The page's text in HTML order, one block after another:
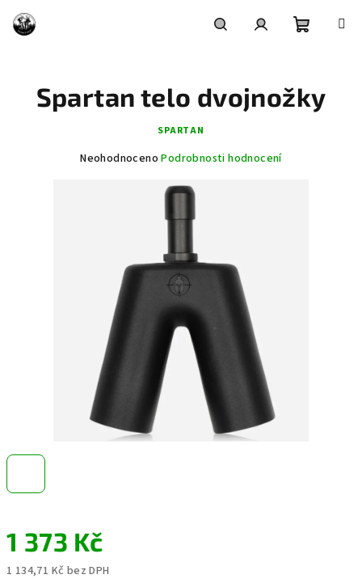
obsah
košík
1 373 Kč
1 134,71 Kč bez DPH
Spartan telo dvojnožky
SPARTAN
Průměrné
hvězdiček.
Neohodnoceno Podrobnosti hodnocení